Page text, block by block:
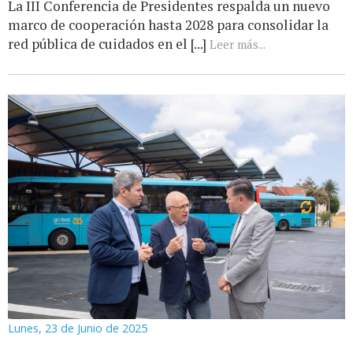
La III Conferencia de Presidentes respalda un nuevo
marco de cooperación hasta 2028 para consolidar la
red pública de cuidados en el [...] Leer más...
Lunes, 23 de Junio de 2025